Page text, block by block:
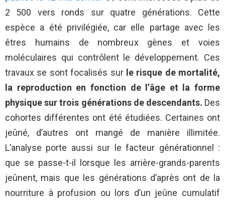
2 500 vers ronds sur quatre générations. Cette
espèce a été privilégiée, car elle partage avec les
êtres humains de nombreux gènes et voies
moléculaires qui contrôlent le développement. Ces
travaux se sont focalisés sur le risque de mortalité,
la reproduction en fonction de l’âge et la forme
physique sur trois générations de descendants. Des
cohortes différentes ont été étudiées. Certaines ont
jeûné, d’autres ont mangé de manière illimitée.
L’analyse porte aussi sur le facteur générationnel :
que se passe-t-il lorsque les arrière-grands-parents
jeûnent, mais que les générations d’après ont de la
nourriture à profusion ou lors d’un jeûne cumulatif